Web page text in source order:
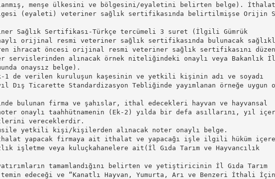
menşe ülkesini ve bölgesini/eyaletini belirten belge).
(eyaleti) veteriner sağlık sertifikasında belirtilmişse Orijin
Sağlık Sertifikası-Türkçe tercümeli 3 suret (İlgili Gümrük
orijinal resmi veteriner sağlık sertifikasında bulunacak
ihracat öncesi orijinal resmi veteriner sağlık sertifikasını
servislerinden alınacak örnek niteliğindeki onaylı veya Bakanlık
onaysız belge).
1 de verilen kuruluşun kaşesinin ve yetkili kişinin adı ve soyadı
Dış Ticarette Standardizasyon Tebliğinde yayımlanan örneğe uygun
bulunan firma ve şahıslar, ithal edecekleri hayvan ve hayvansal
onaylı taahhütnamenin (Ek-2) yılda bir defa asıllarını, yıl
vereceklerdir.
yetkili kişi/kişilerden alınacak noter onaylı belge.
yapacak firmaya ait ithalat ve yapacağı işle ilgili hüküm
işletme veya kuluçkahanelere ait(İl Gıda Tarım ve Hayvancılık
tamamlandığını belirten ve yetiştiricinin İl Gıda Tarım
temin edeceği ve “Kanatlı Hayvan, Yumurta, Arı ve Benzeri İthali